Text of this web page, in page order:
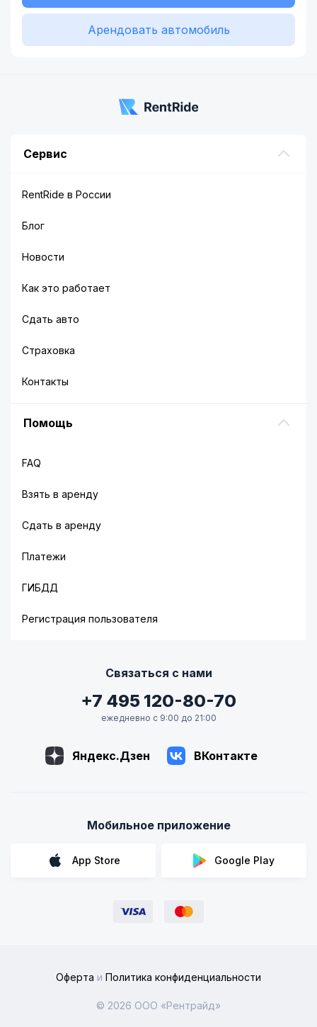
Арендовать автомобиль
Сервис
RentRide в России
Блог
Новости
Как это работает
Сдать авто
Страховка
Контакты
Помощь
FAQ
Взять в аренду
Сдать в аренду
Платежи
ГИБДД
Регистрация пользователя
Связаться с нами
+7 495 120-80-70
ежедневно с 9:00 до 21:00
Яндекс.Дзен ВКонтакте
Мобильное приложение
App Store Google Play
Оферта и Политика конфиденциальности
© 2026 ООО «Рентрайд»